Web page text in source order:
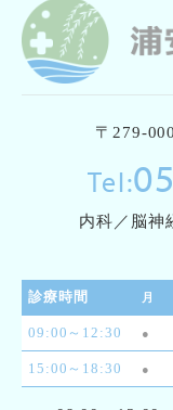
〒279-
Tel:
内科／脳神
診療時間 月
09:00～12:30 ●
15:00～18:30 ●